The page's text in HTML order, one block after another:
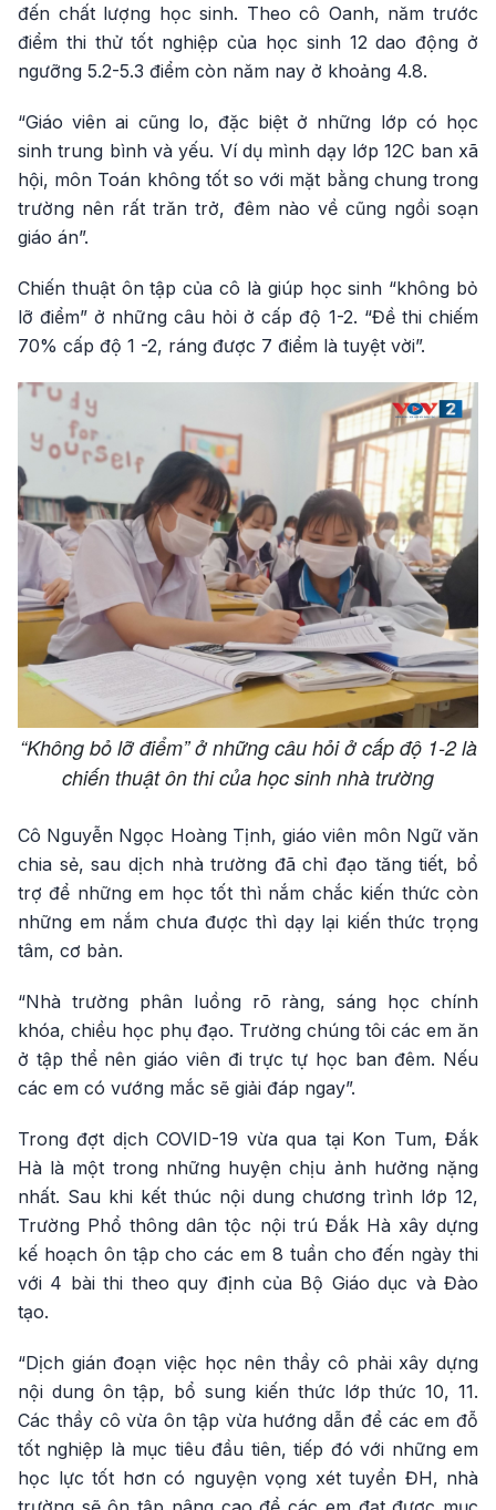
đến chất lượng học sinh. Theo cô Oanh, năm trước
điểm thi thử tốt nghiệp của học sinh 12 dao động ở
ngưỡng 5.2-5.3 điểm còn năm nay ở khoảng 4.8.
“Giáo viên ai cũng lo, đặc biệt ở những lớp có học
sinh trung bình và yếu. Ví dụ mình dạy lớp 12C ban xã
hội, môn Toán không tốt so với mặt bằng chung trong
trường nên rất trăn trở, đêm nào về cũng ngồi soạn
giáo án”.
Chiến thuật ôn tập của cô là giúp học sinh “không bỏ
lỡ điểm” ở những câu hỏi ở cấp độ 1-2. “Đề thi chiếm
70% cấp độ 1 -2, ráng được 7 điểm là tuyệt vời”.
“Không bỏ lỡ điểm” ở những câu hỏi ở cấp độ 1-2 là
chiến thuật ôn thi của học sinh nhà trường
Cô Nguyễn Ngọc Hoàng Tịnh, giáo viên môn Ngữ văn
chia sẻ, sau dịch nhà trường đã chỉ đạo tăng tiết, bổ
trợ để những em học tốt thì nắm chắc kiến thức còn
những em nắm chưa được thì dạy lại kiến thức trọng
tâm, cơ bản.
“Nhà trường phân luồng rõ ràng, sáng học chính
khóa, chiều học phụ đạo. Trường chúng tôi các em ăn
ở tập thể nên giáo viên đi trực tự học ban đêm. Nếu
các em có vướng mắc sẽ giải đáp ngay”.
Trong đợt dịch COVID-19 vừa qua tại Kon Tum, Đắk
Hà là một trong những huyện chịu ảnh hưởng nặng
nhất. Sau khi kết thúc nội dung chương trình lớp 12,
Trường Phổ thông dân tộc nội trú Đắk Hà xây dựng
kế hoạch ôn tập cho các em 8 tuần cho đến ngày thi
với 4 bài thi theo quy định của Bộ Giáo dục và Đào
tạo.
“Dịch gián đoạn việc học nên thầy cô phải xây dựng
nội dung ôn tập, bổ sung kiến thức lớp thức 10, 11.
Các thầy cô vừa ôn tập vừa hướng dẫn để các em đỗ
tốt nghiệp là mục tiêu đầu tiên, tiếp đó với những em
học lực tốt hơn có nguyện vọng xét tuyển ĐH, nhà